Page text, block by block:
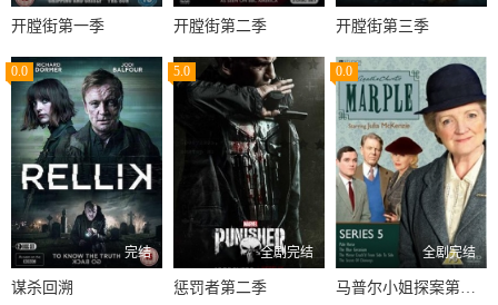
开膛街第一季 开膛街第二季 开膛街第三季
0.0
完结
谋杀回溯
5.0
全剧完结
惩罚者第二季
0.0
全剧完结